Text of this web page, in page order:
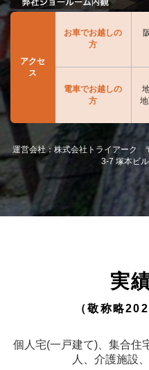
アクセ
ス
お車でお越しの
方
電車でお越しの
方
運営会社：株式会社トライアーク
3-7 塚本ビ
実
（敬称略
個人宅(一戸建て)、集合住
人、介護施設